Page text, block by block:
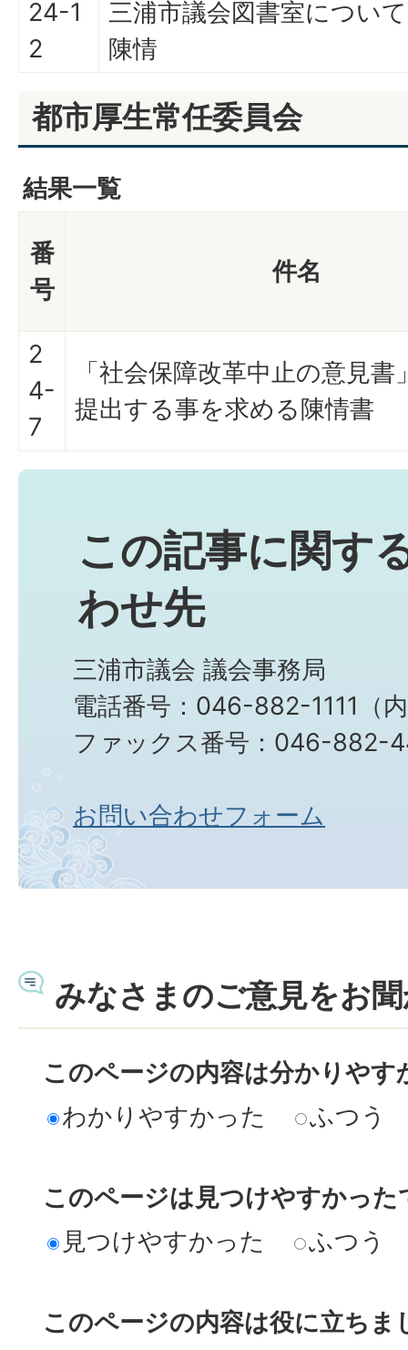
24-1
2
三浦市議会図書室につい
陳情
都市厚生常任委員会
結果一覧
番
号
件名
2
4-
7
「社会保障改革中止の意見書
提出する事を求める陳情書
この記事に関す
わせ先
三浦市議会 議会事務局
電話番号：046-882-1111（
ファックス番号：046-882-
お問い合わせフォーム
みなさまのご意見をお
このページの内容は分かりやす
わかりやすかった
ふつう
このページは見つけやすかった
見つけやすかった
ふつう
このページの内容は役に立ちま